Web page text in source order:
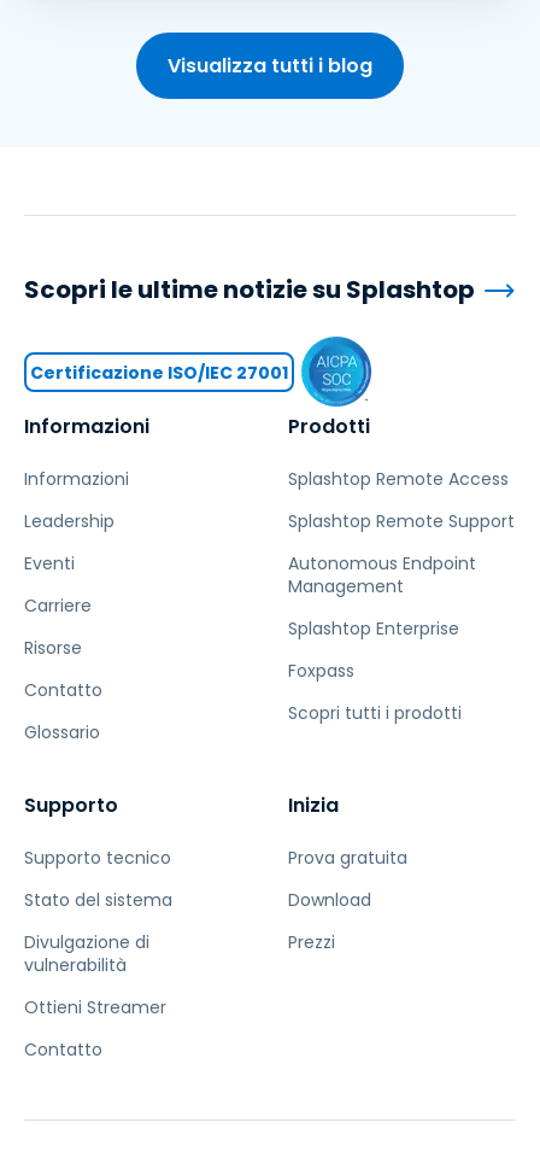
Visualizza tutti i blog
Informazioni
Informazioni
Leadership
Eventi
Carriere
Risorse
Contatto
Glossario
Prodotti
Splashtop Remote Access
Splashtop Remote Support
Autonomous Endpoint
Management
Splashtop Enterprise
Foxpass
Scopri tutti i prodotti
Supporto
Supporto tecnico
Stato del sistema
Divulgazione di
vulnerabilità
Ottieni Streamer
Contatto
Inizia
Prova gratuita
Download
Prezzi
Scopri le ultime notizie su Splashtop
Certificazione ISO/IEC 27001